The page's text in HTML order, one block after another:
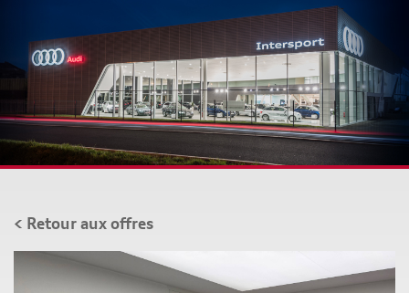
< Retour aux offres